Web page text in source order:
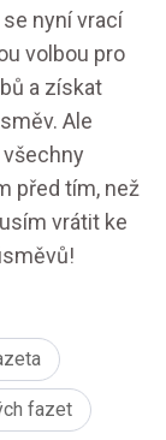
nyní vrací
volbou pro
a získat
Ale
před tím, než
vrátit ke
fazet